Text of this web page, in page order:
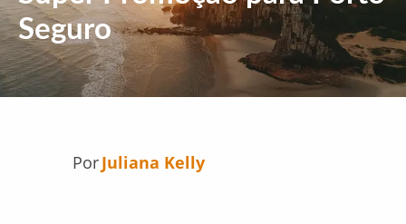
Seguro
PorJuliana Kelly